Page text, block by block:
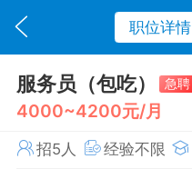
职位详情
服务员（包吃） 急聘
4000~4200元/月
招5人 经验不限